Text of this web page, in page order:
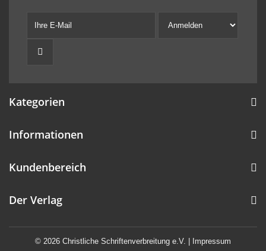
Kategorien
Informationen
© 2026 Christliche Schriftenverbreitung e.V. | Impressum
Kundenbereich
Der Verlag